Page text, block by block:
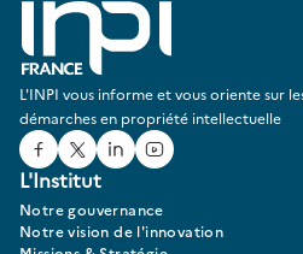
L'INPI vous informe et vous oriente sur
démarches en propriété intellectuelle
Facebook
TwitterLinked In
Youtube
L'Institut
Notre gouvernance
Notre vision de l'innovation